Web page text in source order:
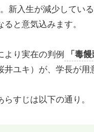
新入生が減少してい
と意気込みます。
より実在の判例 「毒
ユキ）が、学長が用
すじは以下の通り。